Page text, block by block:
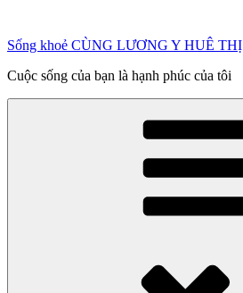
phần
dung
Sống khoẻ CÙNG LƯƠNG Y HUÊ THỊ
Cuộc sống của bạn là hạnh phúc của tôi